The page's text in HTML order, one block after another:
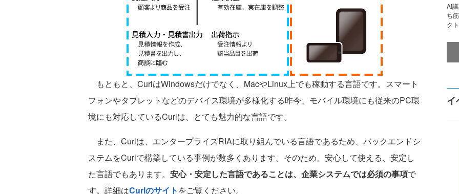
もともと、CurlはWindowsだけでなく、MacやLinux上でも稼動する言語です。スマート
フォンやタブレットなどのデバイス環境が多様化する昨今、モバイル環境にも従来のPC環
境にも対応しているCurlは、とても魅力的な言語です。
また、Curlは、エンタープライズRIAに取り組んでいる言語であるため、バックエンドシ
ステムをCurlで構築している事例が数多くあります。そのため、安心して使える、安定し
た言語でもあります。 安心・安定した言語であることは、企業システムでは必須の事項で
す。詳細はCurlのサイト をご覧ください。
AI
ち
ク
イ